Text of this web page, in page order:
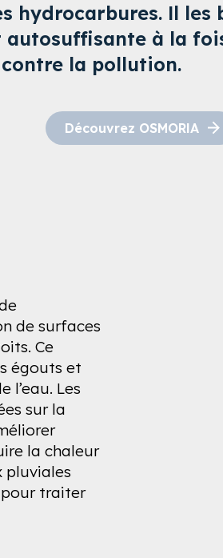
hydrocarbures. Il
autosuffisante à la
la pollution.
Découvrez OSMORIA
de surfaces
Ce
égouts et
l’eau. Les
sur la
la chaleur
pluviales
pour traiter